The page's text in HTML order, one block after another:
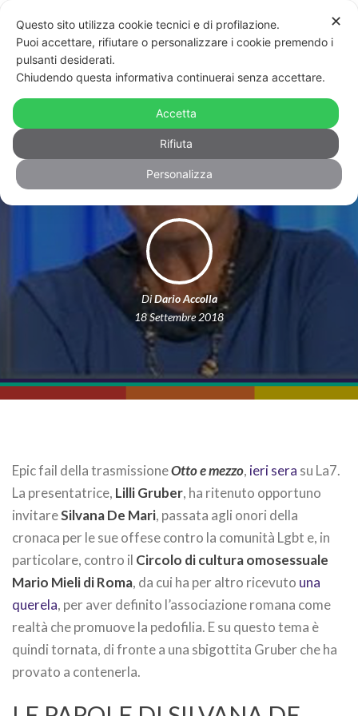
Silvana De Mari ospite di Otto e
mezzo: attacco in diretta al Mario
Mieli
DiDario Accolla
18 Settembre 2018
Epic fail della trasmissioneOtto e mezzo, ieri sera su La7.
La presentatrice, Lilli Gruber, ha ritenuto opportuno
invitareSilvana De Mari, passata agli onori della
cronaca per le sue offese contro la comunità Lgbt e, in
particolare, contro il Circolo di cultura omosessuale
Mario Mieli di Roma, da cui ha per altro ricevuto una
querela, per aver definito l’associazione romana come
realtà che promuove la pedofilia. E su questo tema è
quindi tornata, di fronte a una sbigottita Gruber che ha
provato a contenerla.
✕
Questo sito utilizza cookie tecnici e di profilazione.
Puoi accettare, rifiutare o personalizzare i cookie premendo i
pulsanti desiderati.
Chiudendo questa informativa continuerai senza accettare.
Accetta
Rifiuta
Personalizza